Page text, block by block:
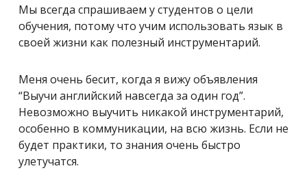
Мы всегда спрашиваем у студентов о цели
обучения, потому что учим использовать язык в
своей жизни как полезный инструментарий.
Меня очень бесит, когда я вижу объявления
“Выучи английский навсегда за один год”.
Невозможно выучить никакой инструментарий,
особенно в коммуникации, на всю жизнь. Если не
будет практики, то знания очень быстро
улетучатся.